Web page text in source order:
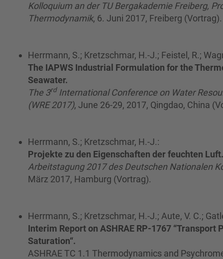
Kolloquium an der TU Bergakademie Freiberg,
Thermodynamik, 6. Juni 2017, Freiberg (Vortrag).
Herrmann, S.; Kretzschmar, H.-J.; Feistel, R.;
The IAPWS Industrial Formulation for the
Seawater.
The 3rd International Conference on Water
(WRE 2017), June 26-29, 2017, Qingdao, China
Herrmann, S.; Kretzschmar, H.-J.:
Projekte zu den Eigenschaften der feuchten
Arbeitstagung 2017 des Deutschen Nationalen
März 2017, Hamburg (Vortrag).
Herrmann, S.; Kretzschmar, H.-J.; Aute, V. C.;
Interim Report on ASHRAE RP-1767 “Transport
Saturation“.
ASHRAE TC 1.1 Thermodynamics and